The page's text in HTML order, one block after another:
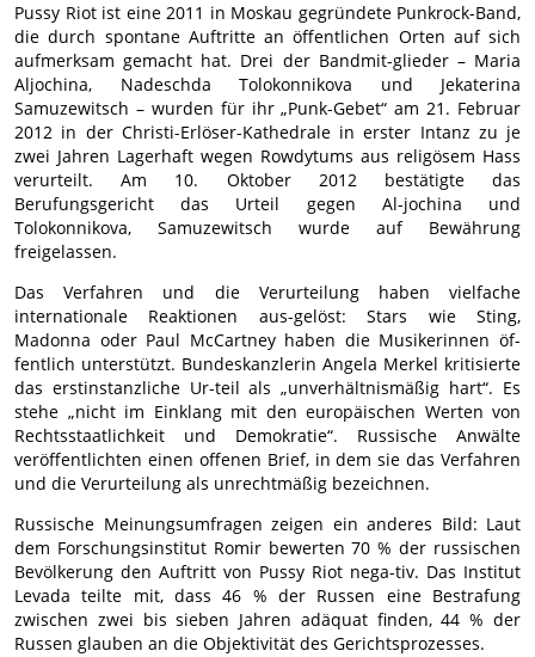
Pussy Riot ist eine 2011 in Moskau gegründete Punkrock-Band,
die durch spontane Auftritte an öffentlichen Orten auf sich
aufmerksam gemacht hat. Drei der Bandmit-glieder – Maria
Aljochina, Nadeschda Tolokonnikova und Jekaterina
Samuzewitsch – wurden für ihr „Punk-Gebet“ am 21. Februar
2012 in der Christi-Erlöser-Kathedrale in erster Intanz zu je
zwei Jahren Lagerhaft wegen Rowdytums aus religösem Hass
verurteilt. Am 10. Oktober 2012 bestätigte das
Berufungsgericht das Urteil gegen Al-jochina und
Tolokonnikova, Samuzewitsch wurde auf Bewährung
freigelassen.
Das Verfahren und die Verurteilung haben vielfache
internationale Reaktionen aus-gelöst: Stars wie Sting,
Madonna oder Paul McCartney haben die Musikerinnen öf-
fentlich unterstützt. Bundeskanzlerin Angela Merkel kritisierte
das erstinstanzliche Ur-teil als „unverhältnismäßig hart“. Es
stehe „nicht im Einklang mit den europäischen Werten von
Rechtsstaatlichkeit und Demokratie“. Russische Anwälte
veröffentlichten einen offenen Brief, in dem sie das Verfahren
und die Verurteilung als unrechtmäßig bezeichnen.
Russische Meinungsumfragen zeigen ein anderes Bild: Laut
dem Forschungsinstitut Romir bewerten 70 % der russischen
Bevölkerung den Auftritt von Pussy Riot nega-tiv. Das Institut
Levada teilte mit, dass 46 % der Russen eine Bestrafung
zwischen zwei bis sieben Jahren adäquat finden, 44 % der
Russen glauben an die Objektivität des Gerichtsprozesses.